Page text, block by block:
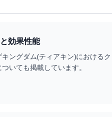
効果性能
ングダム(ティアキン)における
いても掲載しています。